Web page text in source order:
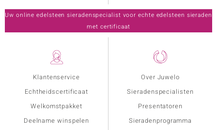
Klantenservice
Echtheidscertificaat
Welkomstpakket
Deelname winspelen
Over Juwelo
Sieradenspecialisten
Presentatoren
Sieradenprogramma
Uw online edelsteen sieradenspecialist voor echte edelsteen sieraden
met certificaat